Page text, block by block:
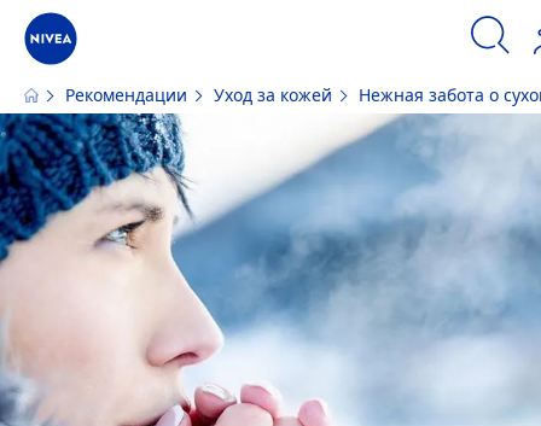
Наш сайт использует файлы cookie. Пожалуйста, ознакомьтесь с
информацией по использованию файлов cookie и аналогичных
ПРИНЯТЬ
ИЗМЕНИТЬ
Рекомендации Уход за кожей Нежная забота о